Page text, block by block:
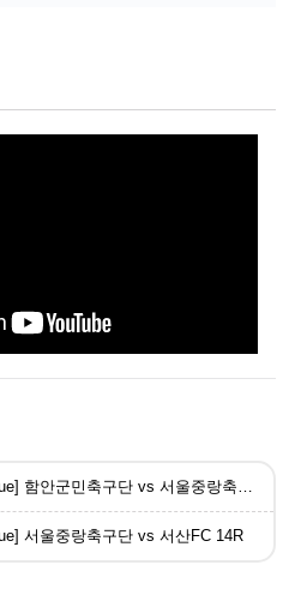
서울중랑축구단 vs 서산FC 14R